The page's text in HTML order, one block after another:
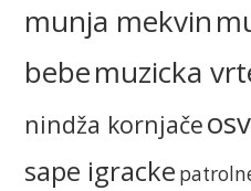
munja mekvin
bebemuzicka
nindža kornjače
sape igracke